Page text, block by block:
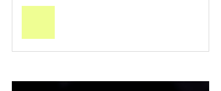
Maracujas